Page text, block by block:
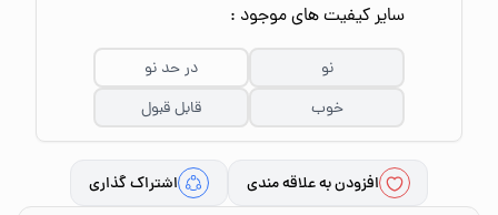
سایر کیفیت های موجود :
نو
در حد نو
خوب
قابل قبول
افزودن به علاقه مندی اشتراک گذاری